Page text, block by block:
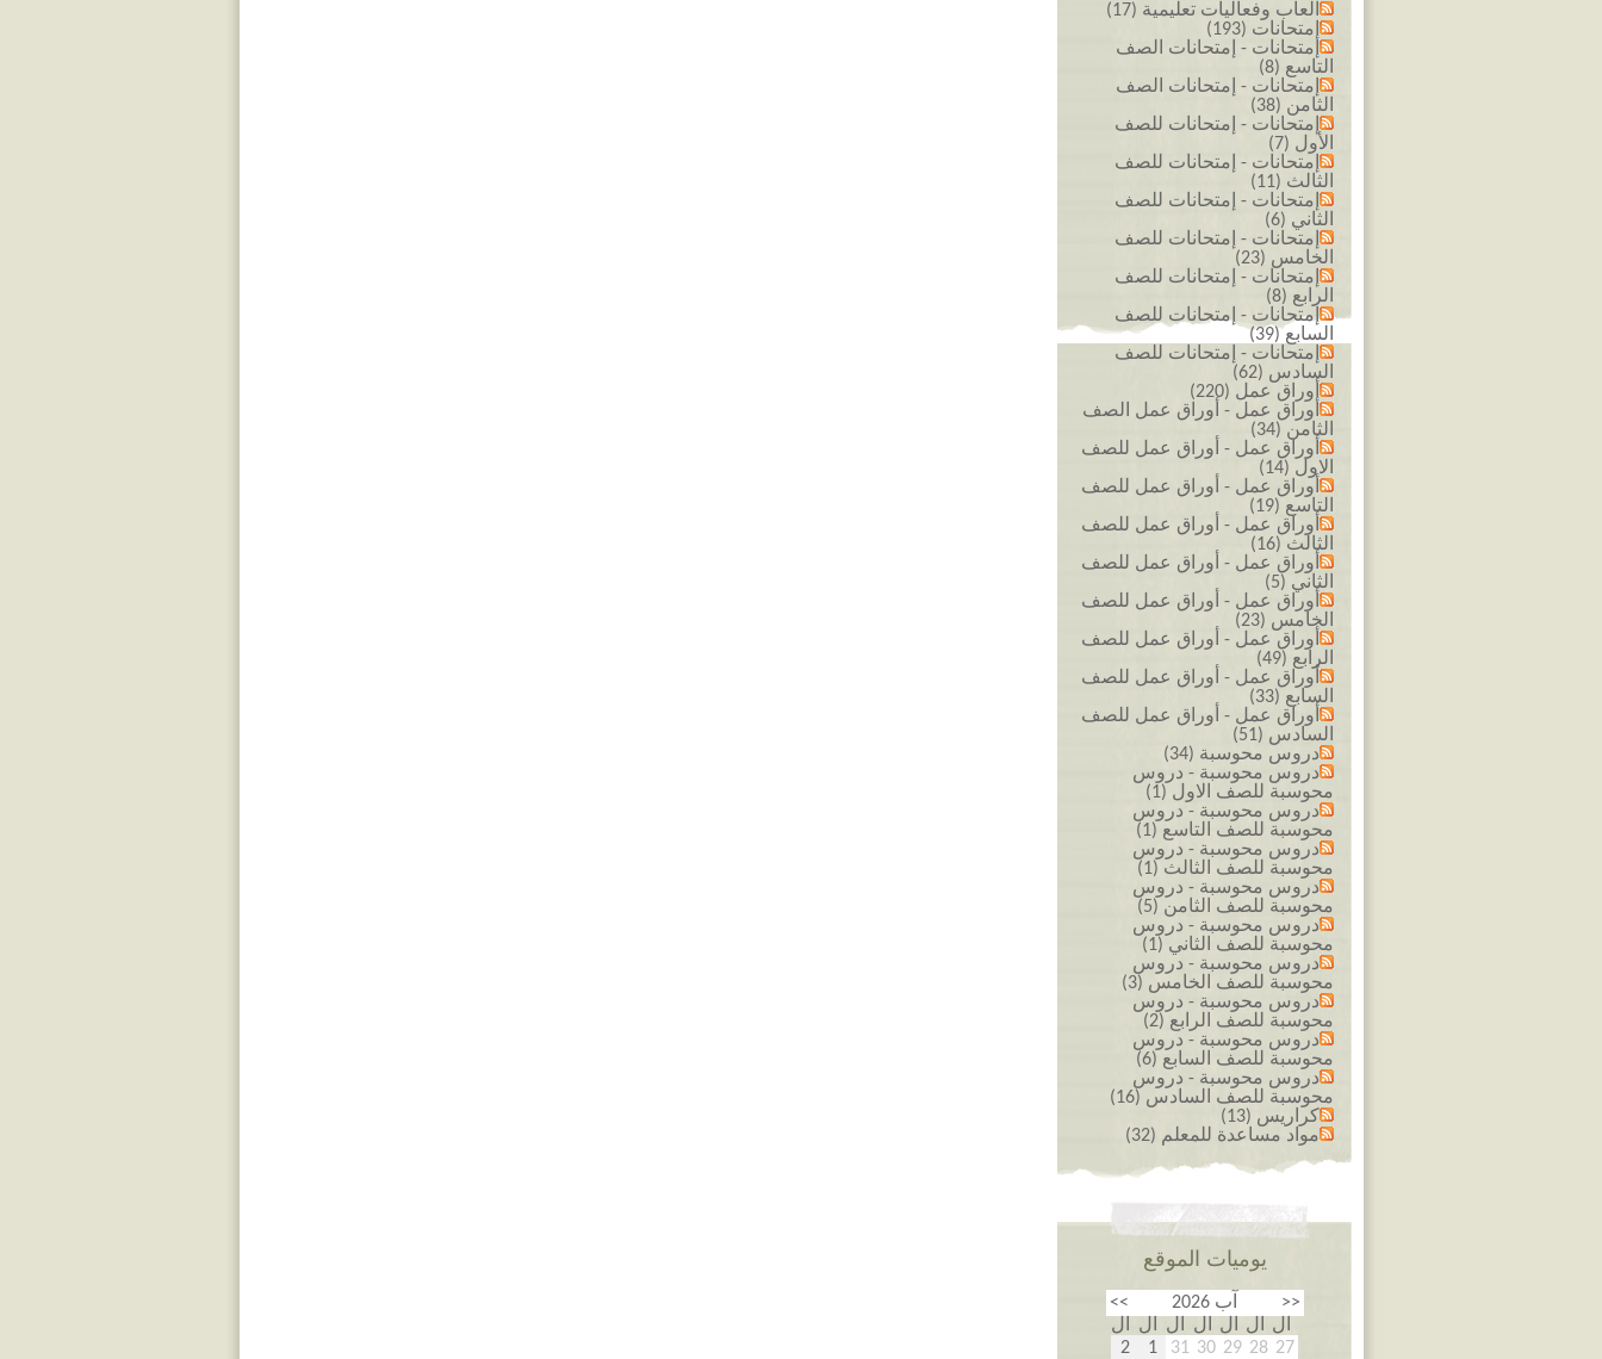
العاب وفعاليات تعليمية (17)
إمتحانات (193)
إمتحانات - إمتحانات الصف
التاسع (8)
إمتحانات - إمتحانات الصف
الثامن (38)
إمتحانات - إمتحانات للصف
الأول (7)
إمتحانات - إمتحانات للصف
الثالث (11)
إمتحانات - إمتحانات للصف
الثاني (6)
إمتحانات - إمتحانات للصف
الخامس (23)
إمتحانات - إمتحانات للصف
الرابع (8)
إمتحانات - إمتحانات للصف
السابع (39)
إمتحانات - إمتحانات للصف
السادس (62)
أوراق عمل (220)
أوراق عمل - أوراق عمل الصف
الثامن (34)
أوراق عمل - أوراق عمل للصف
الاول (14)
أوراق عمل - أوراق عمل للصف
التاسع (19)
أوراق عمل - أوراق عمل للصف
الثالث (16)
أوراق عمل - أوراق عمل للصف
الثاني (5)
أوراق عمل - أوراق عمل للصف
الخامس (23)
أوراق عمل - أوراق عمل للصف
الرابع (49)
أوراق عمل - أوراق عمل للصف
السابع (33)
أوراق عمل - أوراق عمل للصف
السادس (51)
دروس محوسبة (34)
دروس محوسبة - دروس
محوسبة للصف الاول (1)
دروس محوسبة - دروس
محوسبة للصف التاسع (1)
دروس محوسبة - دروس
محوسبة للصف الثالث (1)
دروس محوسبة - دروس
محوسبة للصف الثامن (5)
دروس محوسبة - دروس
محوسبة للصف الثاني (1)
دروس محوسبة - دروس
محوسبة للصف الخامس (3)
دروس محوسبة - دروس
محوسبة للصف الرابع (2)
دروس محوسبة - دروس
محوسبة للصف السابع (6)
دروس محوسبة - دروس
محوسبة للصف السادس (16)
كراريس (13)
مواد مساعدة للمعلم (32)
يوميات الموقع
<< آب 2026
>>
ال
ال ال ال ال ال
ال
27
28
29
30
31
1
2